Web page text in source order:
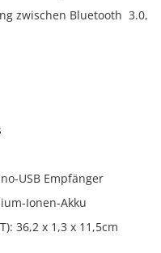
zwischen Bluetooth 3.0,
USB Empfänger
Ionen-Akku
36,2 x 1,3 x 11,5cm